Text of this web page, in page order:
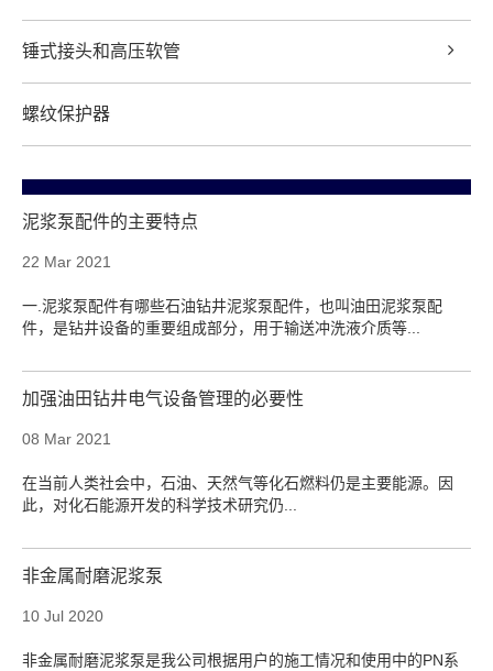
锤式接头和高压软管
螺纹保护器
泥浆泵配件的主要特点
22 Mar 2021
一.泥浆泵配件有哪些石油钻井泥浆泵配件，也叫油田泥浆泵配
件，是钻井设备的重要组成部分，用于输送冲洗液介质等...
加强油田钻井电气设备管理的必要性
08 Mar 2021
在当前人类社会中，石油、天然气等化石燃料仍是主要能源。因
此，对化石能源开发的科学技术研究仍...
非金属耐磨泥浆泵
10 Jul 2020
非金属耐磨泥浆泵是我公司根据用户的施工情况和使用中的PN系